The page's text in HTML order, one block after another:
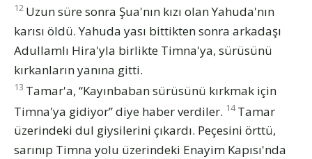
12 Uzun süre sonra Şua'nın kızı olan Yahuda'nın
karısı öldü. Yahuda yası bittikten sonra arkadaşı
Adullamlı Hira'yla birlikte Timna'ya, sürüsünü
kırkanların yanına gitti.
13 Tamar'a, “Kayınbaban sürüsünü kırkmak için
Timna'ya gidiyor” diye haber verdiler. 14 Tamar
üzerindeki dul giysilerini çıkardı. Peçesini örttü,
sarınıp Timna yolu üzerindeki Enayim Kapısı'nda